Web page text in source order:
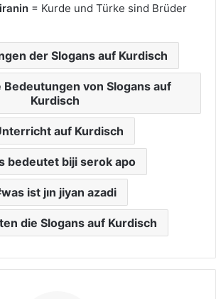
= Kurde und Türke sind Brüder
der Slogans auf Kurdisch
Bedeutungen von Slogans auf
Kurdisch
auf Kurdisch
bedeutet biji serok apo
was ist jın jiyan azadi
die Slogans auf Kurdisch